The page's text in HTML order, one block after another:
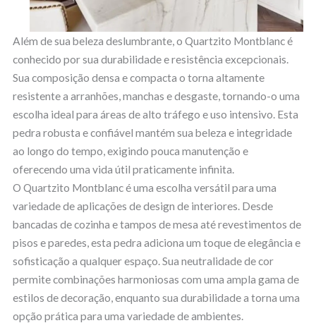
Além de sua beleza deslumbrante, o Quartzito Montblanc é
conhecido por sua durabilidade e resistência excepcionais.
Sua composição densa e compacta o torna altamente
resistente a arranhões, manchas e desgaste, tornando-o uma
escolha ideal para áreas de alto tráfego e uso intensivo. Esta
pedra robusta e confiável mantém sua beleza e integridade
ao longo do tempo, exigindo pouca manutenção e
oferecendo uma vida útil praticamente infinita.
O Quartzito Montblanc é uma escolha versátil para uma
variedade de aplicações de design de interiores. Desde
bancadas de cozinha e tampos de mesa até revestimentos de
pisos e paredes, esta pedra adiciona um toque de elegância e
sofisticação a qualquer espaço. Sua neutralidade de cor
permite combinações harmoniosas com uma ampla gama de
estilos de decoração, enquanto sua durabilidade a torna uma
opção prática para uma variedade de ambientes.